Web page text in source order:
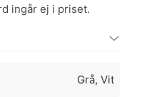
ingår ej i priset.
Grå, Vit